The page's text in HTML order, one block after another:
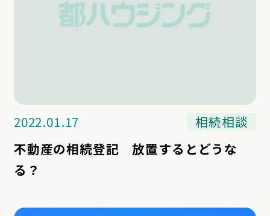
2022.01.17
相続相談
不動産の相続登記 放置するとどうな
る？